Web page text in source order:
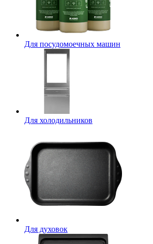
Для посудомоечных машин
Для холодильников
Для духовок